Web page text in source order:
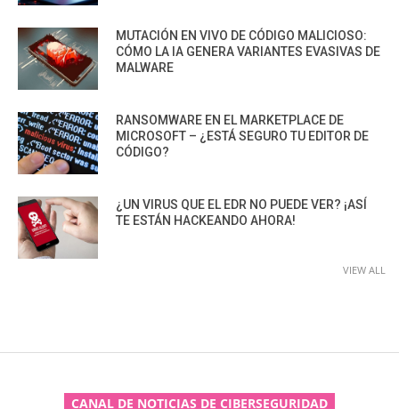
MUTACIÓN EN VIVO DE CÓDIGO MALICIOSO:
CÓMO LA IA GENERA VARIANTES EVASIVAS DE
MALWARE
RANSOMWARE EN EL MARKETPLACE DE
MICROSOFT – ¿ESTÁ SEGURO TU EDITOR DE
CÓDIGO?
¿UN VIRUS QUE EL EDR NO PUEDE VER? ¡ASÍ
TE ESTÁN HACKEANDO AHORA!
VIEW ALL
CANAL DE NOTICIAS DE CIBERSEGURIDAD